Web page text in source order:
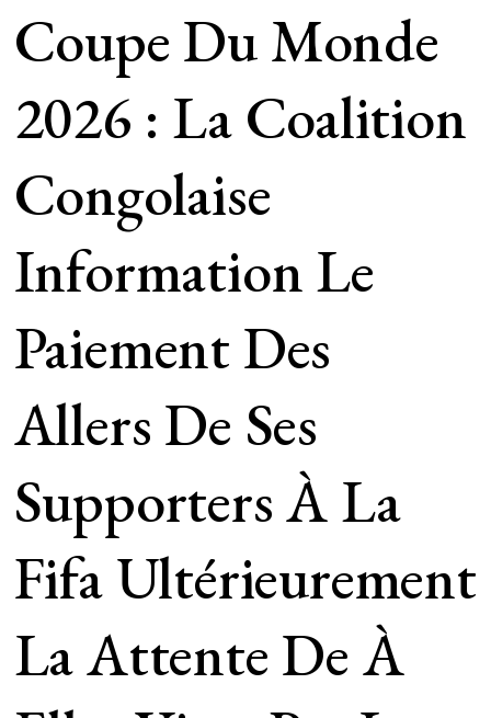
Coupe Du Monde
2026 : La Coalition
Congolaise
Information Le
Paiement Des
Allers De Ses
Supporters À La
Fifa Ultérieurement
La Attente De À